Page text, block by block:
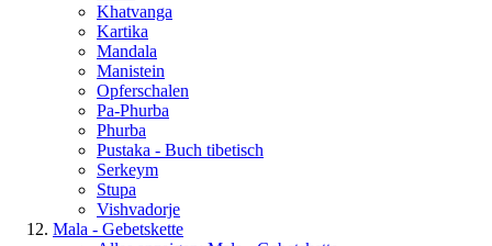
Khatvanga
Kartika
Mandala
Manistein
Opferschalen
Pa-Phurba
Phurba
Pustaka - Buch tibetisch
Serkeym
Stupa
Vishvadorje
Mala - Gebetskette